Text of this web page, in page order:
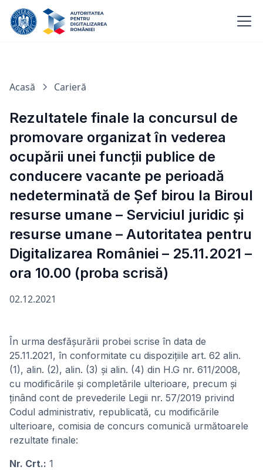
Acasă Carieră
Rezultatele finale la concursul de
promovare organizat în vederea
ocupării unei funcții publice de
conducere vacante pe perioadă
nedeterminată de Șef birou la Biroul
resurse umane – Serviciul juridic și
resurse umane – Autoritatea pentru
Digitalizarea României – 25.11.2021 –
ora 10.00 (proba scrisă)
02.12.2021
În urma desfăşurării probei scrise în data de
25.11.2021, în conformitate cu dispoziţiile art. 62 alin.
(1), alin. (2), alin. (3) și alin. (4) din H.G nr. 611/2008,
cu modificările şi completările ulterioare, precum și
ținând cont de prevederile Legii nr. 57/2019 privind
Codul administrativ, republicată, cu modificările
ulterioare, comisia de concurs comunică următoarele
rezultate finale:
Nr. Crt.: 1